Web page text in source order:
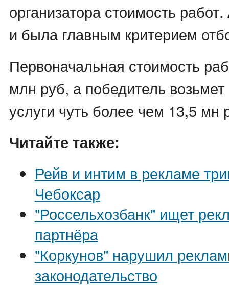
организатора стоимость
и была главным критерием
Первоначальная стоимость
млн руб, а победитель
услуги чуть более чем 13,5 мн
Читайте также:
Рейв и интим в рекламе
Чебоксар
"Россельхозбанк" ищет
партнёра
"Коркунов" нарушил
законодательство